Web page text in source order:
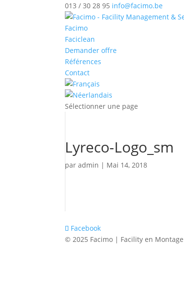
013 / 30 28 95 info@facimo.be
Facimo
Faciclean
Demander offre
Références
Contact
Sélectionner une page
Lyreco-Logo_sm
paradmin | Mai 14, 2018
Facebook
© 2025 Facimo | Facility en